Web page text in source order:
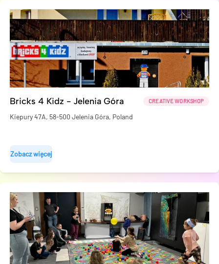
Bricks 4 Kidz - Jelenia Góra CREATIVE WORKSHOP
Kiepury 47A, 58-500 Jelenia Góra, Poland
Zobacz więcej